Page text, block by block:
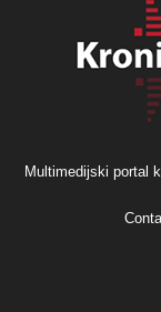
Multimedijski portal